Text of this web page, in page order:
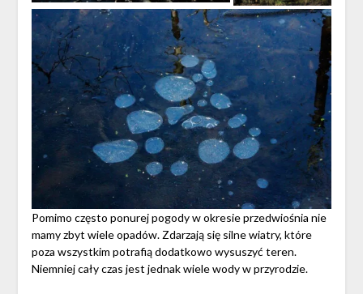
Pomimo często ponurej pogody w okresie przedwiośnia nie
mamy zbyt wiele opadów. Zdarzają się silne wiatry, które
poza wszystkim potrafią dodatkowo wysuszyć teren.
Niemniej cały czas jest jednak wiele wody w przyrodzie.